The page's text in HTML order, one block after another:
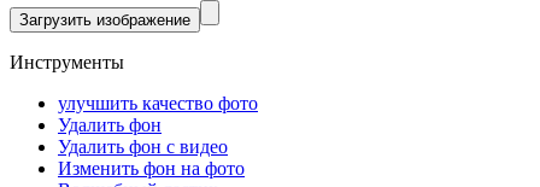
Загрузить изображение
Инструменты
улучшить качество фото
Удалить фон
Удалить фон с видео
Изменить фон на фото